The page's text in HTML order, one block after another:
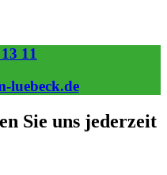
11
luebeck.de
Sie uns jederzeit